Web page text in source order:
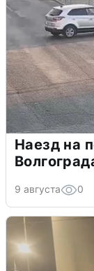
Наезд на
9 августа 0